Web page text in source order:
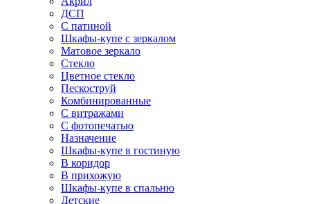
ДСП
С патиной
Шкафы-купе с зеркалом
Матовое зеркало
Стекло
Цветное стекло
Пескоструй
Комбинированные
С витражами
С фотопечатью
Назначение
Шкафы-купе в гостиную
В коридор
В прихожую
Шкафы-купе в спальню
Детские